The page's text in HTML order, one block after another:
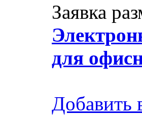
Заявка
для
Добавить